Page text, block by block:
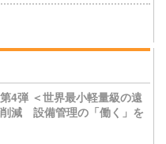
4弾 ＜世界最小軽量級の遠
減 設備管理の「働く」を